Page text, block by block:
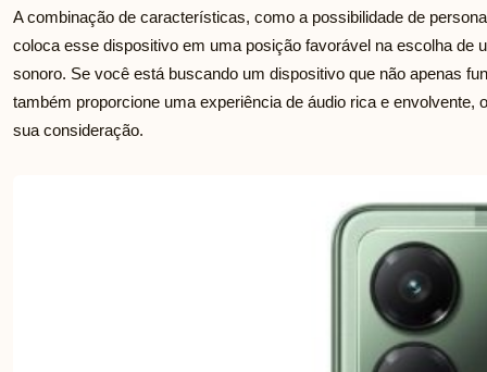
A combinação de características, como a possibilidade de
coloca esse dispositivo em uma posição favorável na escolha de
sonoro. Se você está buscando um dispositivo que não apenas
também proporcione uma experiência de áudio rica e envolvente,
sua consideração.